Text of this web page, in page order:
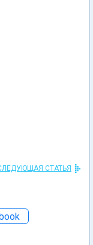
СТАТЬЯ